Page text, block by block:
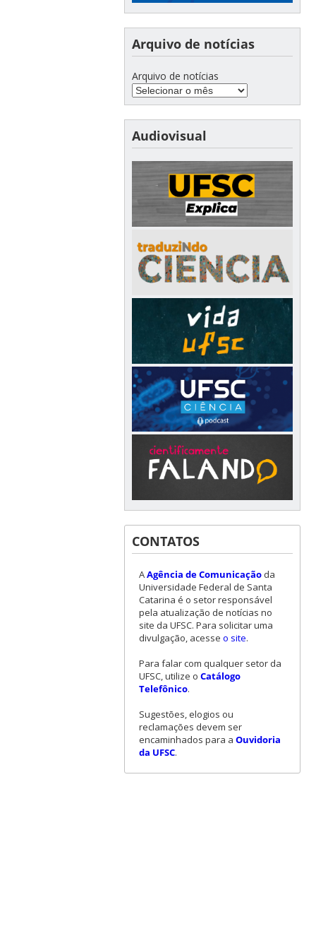
Arquivo de notícias
Arquivo de notícias
Audiovisual
CONTATOS
AAgência de Comunicaçãoda
Universidade Federal de Santa
Catarina é o setor responsável
pela atualização de notícias no
site da UFSC. Para solicitar uma
divulgação, acesse o site.
Para falar com qualquer setor da
UFSC, utilize o Catálogo
Telefônico.
Sugestões, elogios ou
reclamações devem ser
encaminhados para a Ouvidoria
da UFSC.